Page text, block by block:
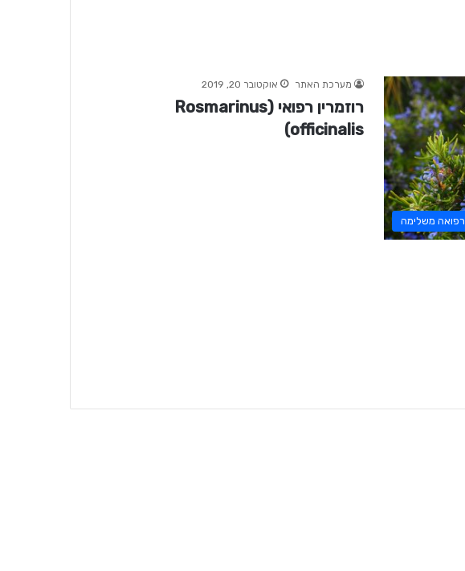
רפואה משלימה
מערכת האתר אוקטובר 20, 2019
רוזמרין רפואי (Rosmarinus
officinalis)